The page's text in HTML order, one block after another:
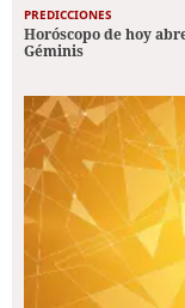
PREDICCIONES
Horóscopo de hoy
Géminis